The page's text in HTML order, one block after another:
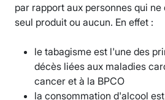
par rapport aux personnes qui
seul produit ou aucun. En effet :
le tabagisme est l'une des
décès liées aux maladies
cancer et à la BPCO
la consommation d'alcool